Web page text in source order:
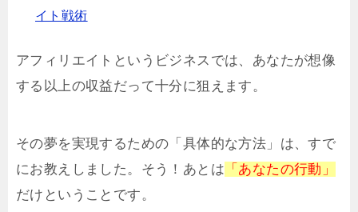
イト戦術
アフィリエイトというビジネスでは、あなたが想像
する以上の収益だって十分に狙えます。
その夢を実現するための「具体的な方法」は、すで
にお教えしました。そう！あとは 「あなたの行動」
だけということです。